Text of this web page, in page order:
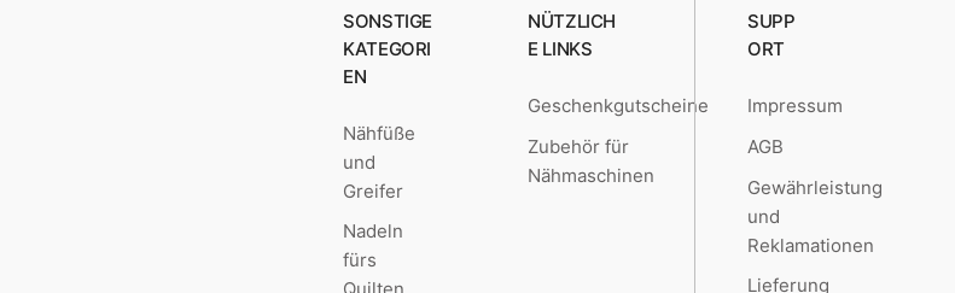
SONSTIGE
KATEGORI
EN
Nähfüße
und
Greifer
Nadeln
fürs
NÜTZLICH
E LINKS
Geschenkgutscheine
Zubehör für
Nähmaschinen
SUPP
ORT
Impressum
AGB
Gewährleistung
und
Reklamationen
Lieferung